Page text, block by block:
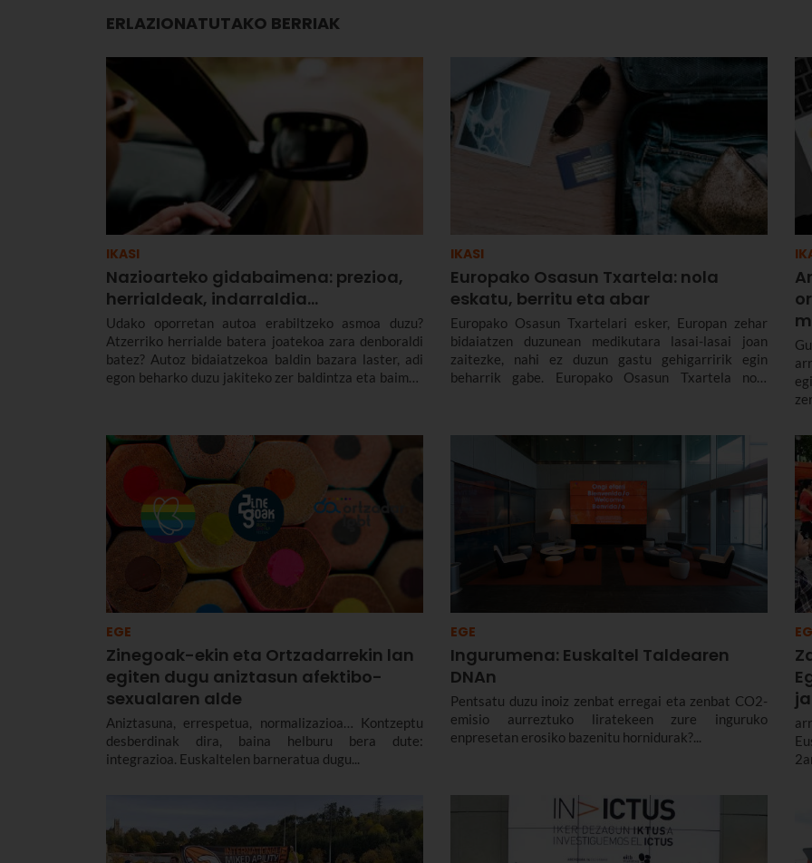
ERLAZIONATUTAKO BERRIAK
IKASI
Nazioarteko gidabaimena: prezioa,
herrialdeak, indarraldia…
Udako oporretan autoa erabiltzeko asmoa duzu?
Atzerriko herrialde batera joatekoa zara denboraldi
batez? Autoz bidaiatzekoa baldin bazara laster, adi
egon beharko duzu jakiteko zer baldintza eta baimen
erabiltzekoa bazara zein bat alokatzeko asmoa
baduzu.
IKASI
Europako Osasun Txartela: nola
eskatu, berritu eta abar
Europako Osasun Txartelari esker, Europan zehar
bidaiatzen duzunean medikutara lasai-lasai joan
zaitezke, nahi ez duzun gastu gehigarririk egin
beharrik gabe. Europako Osasun Txartela nola
EGE
Zinegoak-ekin eta Ortzadarrekin lan
egiten dugu aniztasun afektibo-
sexualaren alde
Aniztasuna, errespetua, normalizazioa… Kontzeptu
desberdinak dira, baina helburu bera dute:
integrazioa. Euskaltelen barneratua dugu...
EGE
Ingurumena: Euskaltel Taldearen
DNAn
Pentsatu duzu inoiz zenbat erregai eta zenbat CO2-
emisio aurreztuko liratekeen zure inguruko
enpresetan erosiko bazenitu hornidurak?...